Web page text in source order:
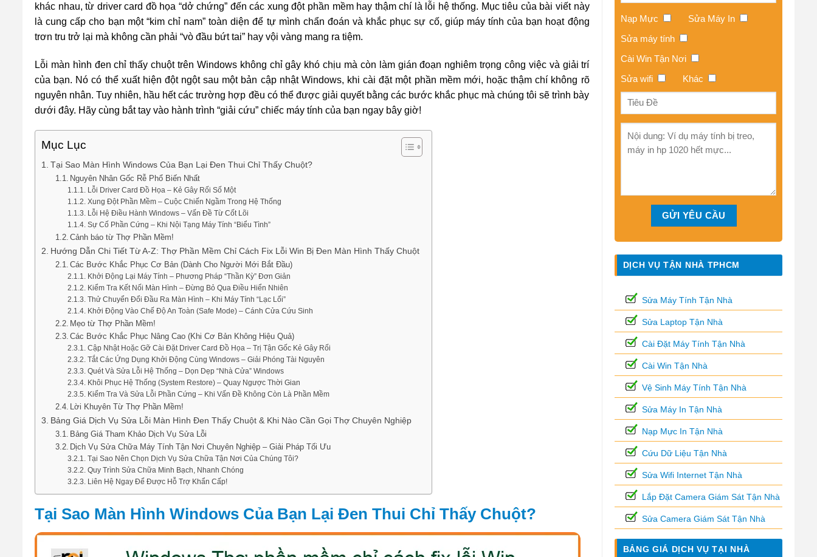
khác nhau, từ driver card đồ họa “dở chứng” đến các xung đột phần mềm hay thậm chí là lỗi hệ thống. Mục tiêu của bài viết này
là cung cấp cho bạn một “kim chỉ nam” toàn diện để tự mình chẩn đoán và khắc phục sự cố, giúp máy tính của bạn hoạt động
trơn tru trở lại mà không cần phải “vò đầu bứt tai” hay vội vàng mang ra tiệm.
Lỗi màn hình đen chỉ thấy chuột trên Windows không chỉ gây khó chịu mà còn làm gián đoạn nghiêm trọng công việc và giải trí
của bạn. Nó có thể xuất hiện đột ngột sau một bản cập nhật Windows, khi cài đặt một phần mềm mới, hoặc thậm chí không rõ
nguyên nhân. Tuy nhiên, hầu hết các trường hợp đều có thể được giải quyết bằng các bước khắc phục mà chúng tôi sẽ trình bày
dưới đây. Hãy cùng bắt tay vào hành trình “giải cứu” chiếc máy tính của bạn ngay bây giờ!
Mục Lục
Tại Sao Màn Hình Windows Của Bạn Lại Đen Thui Chỉ Thấy Chuột?
Nguyên Nhân Gốc Rễ Phổ Biến Nhất
Lỗi Driver Card Đồ Họa – Kẻ Gây Rối Số Một
Xung Đột Phần Mềm – Cuộc Chiến Ngầm Trong Hệ Thống
Lỗi Hệ Điều Hành Windows – Vấn Đề Từ Cốt Lõi
Sự Cố Phần Cứng – Khi Nội Tạng Máy Tính “Biểu Tình”
Cảnh báo từ Thợ Phần Mềm!
Hướng Dẫn Chi Tiết Từ A-Z: Thợ Phần Mềm Chỉ Cách Fix Lỗi Win Bị Đen Màn Hình Thấy Chuột
Các Bước Khắc Phục Cơ Bản (Dành Cho Người Mới Bắt Đầu)
Khởi Động Lại Máy Tính – Phương Pháp “Thần Kỳ” Đơn Giản
Kiểm Tra Kết Nối Màn Hình – Đừng Bỏ Qua Điều Hiển Nhiên
Thử Chuyển Đổi Đầu Ra Màn Hình – Khi Máy Tính “Lạc Lối”
Khởi Động Vào Chế Độ An Toàn (Safe Mode) – Cánh Cửa Cứu Sinh
Mẹo từ Thợ Phần Mềm!
Các Bước Khắc Phục Nâng Cao (Khi Cơ Bản Không Hiệu Quả)
Cập Nhật Hoặc Gỡ Cài Đặt Driver Card Đồ Họa – Trị Tận Gốc Kẻ Gây Rối
Tắt Các Ứng Dụng Khởi Động Cùng Windows – Giải Phóng Tài Nguyên
Quét Và Sửa Lỗi Hệ Thống – Dọn Dẹp “Nhà Cửa” Windows
Khôi Phục Hệ Thống (System Restore) – Quay Ngược Thời Gian
Kiểm Tra Và Sửa Lỗi Phần Cứng – Khi Vấn Đề Không Còn Là Phần Mềm
Lời Khuyên Từ Thợ Phần Mềm!
Bảng Giá Dịch Vụ Sửa Lỗi Màn Hình Đen Thấy Chuột & Khi Nào Cần Gọi Thợ Chuyên Nghiệp
Bảng Giá Tham Khảo Dịch Vụ Sửa Lỗi
Dịch Vụ Sửa Chữa Máy Tính Tận Nơi Chuyên Nghiệp – Giải Pháp Tối Ưu
Tại Sao Nên Chọn Dịch Vụ Sửa Chữa Tận Nơi Của Chúng Tôi?
Quy Trình Sửa Chữa Minh Bạch, Nhanh Chóng
Liên Hệ Ngay Để Được Hỗ Trợ Khẩn Cấp!
Tại Sao Màn Hình Windows Của Bạn Lại Đen Thui Chỉ Thấy Chuột?
Nạp Mực
Sửa Máy In
Sửa máy tính
Cài Win Tận Nơi
Sửa wifi
Khác
DỊCH VỤ TẬN NHÀ TPHCM
Sửa Máy Tính Tận Nhà
Sửa Laptop Tận Nhà
Cài Đặt Máy Tính Tận Nhà
Cài Win Tận Nhà
Vệ Sinh Máy Tính Tận Nhà
Sửa Máy In Tận Nhà
Nạp Mực In Tận Nhà
Cứu Dữ Liệu Tận Nhà
Sửa Wifi Internet Tận Nhà
Lắp Đặt Camera Giám Sát Tận Nhà
Sửa Camera Giám Sát Tận Nhà
BẢNG GIÁ DỊCH VỤ TẠI NHÀ